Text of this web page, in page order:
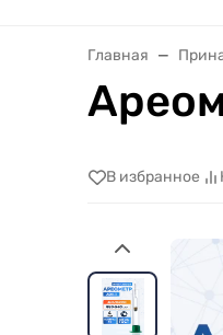
Главная
В избранное